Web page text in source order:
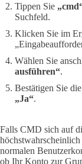
Tippen Sie
Suchfeld.
Klicken Sie im
Wählen Sie
ausführen“.
Bestätigen Sie
„Ja“.
Falls CMD sich auf
normalen
ob Ihr Konto zur